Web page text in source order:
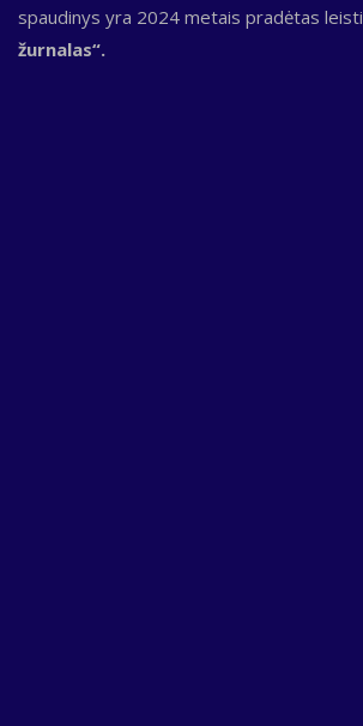
spaudinys yra 2024 metais pradėtas leisti
žurnalas“.